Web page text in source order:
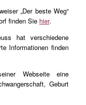
„Der beste Weg“
finden Sie hier.
hat verschiedene
Informationen finden
Webseite eine
Geburt